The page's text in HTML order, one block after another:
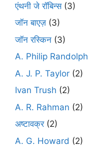
एंथनी जे रॉबिन्स(3)
जॉन बाएज़ (3)
जॉन रस्किन (3)
A. Philip Randolph
A. J. P. Taylor (2)
Ivan Trush (2)
A. R. Rahman (2)
अष्टावक्र(2)
A. G. Howard (2)